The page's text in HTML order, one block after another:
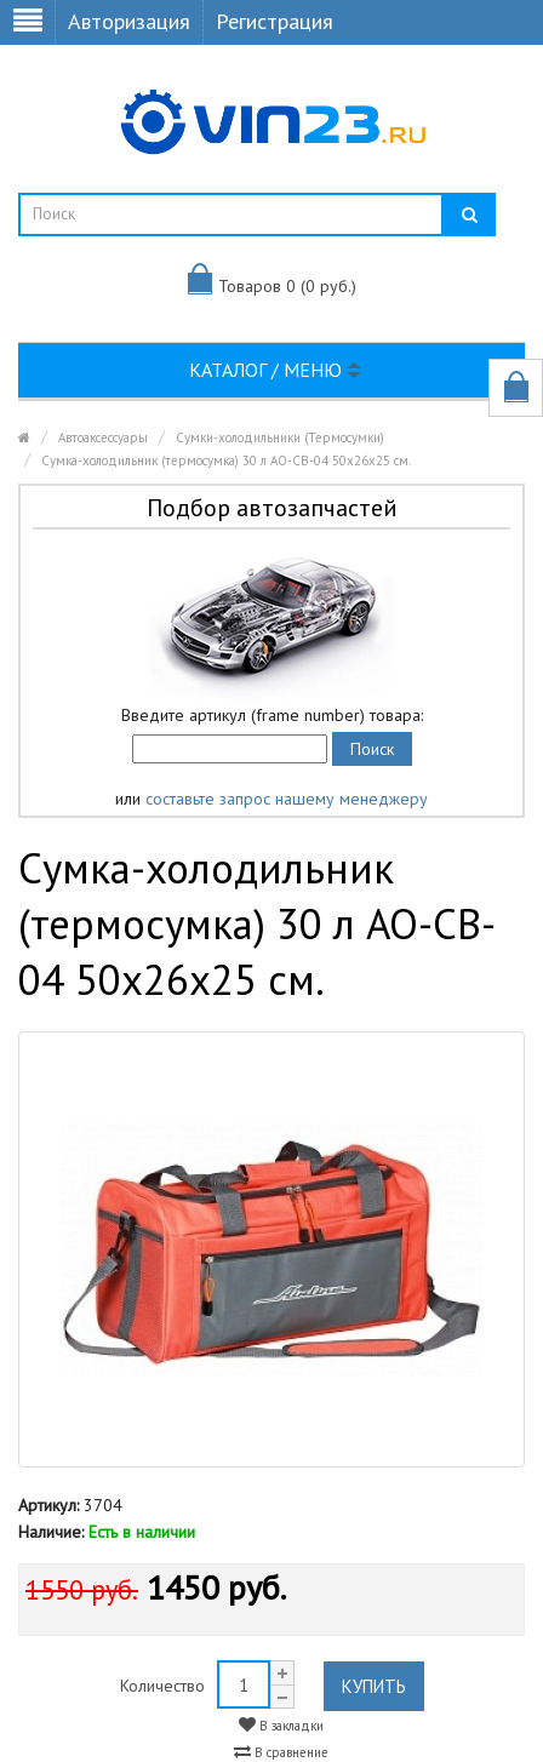
Авторизация Регистрация
Товаров 0 (0 руб.)
КАТАЛОГ / МЕНЮ
Автоаксессуары
Сумки-холодильники (Термосумки)
Сумка-холодильник (термосумка) 30 л AO-CB-04 50х26х25 см.
Подбор автозапчастей
Введите артикул (frame number) товара:
или составьте запрос нашему менеджеру
Сумка-холодильник
(термосумка) 30 л AO-CB-
04 50х26х25 см.
Артикул:3704
Наличие: Есть в наличии
1550 руб. 1450 руб.
Количество КУПИТЬ
В закладки
В сравнение